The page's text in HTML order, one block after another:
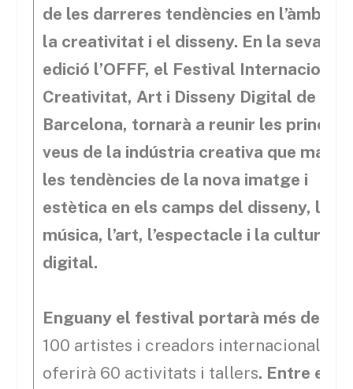
de les darreres tendències en l’àmbit
la creativitat i el disseny. En la seva
edició l’OFFF, el Festival Internacional
Creativitat, Art i Disseny Digital de
Barcelona, tornarà a reunir les
veus de la indústria creativa que marca
les tendències de la nova imatge i
estètica en els camps del disseny, la
música, l’art, l’espectacle i la cultura
digital.
Enguany el festival portarà més de
100 artistes i creadors internacionals i
oferirà 60 activitats i tallers. Entre els